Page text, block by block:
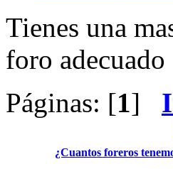
Tienes una
foro adecuado
Páginas: [1]
¿Cuantos foreros